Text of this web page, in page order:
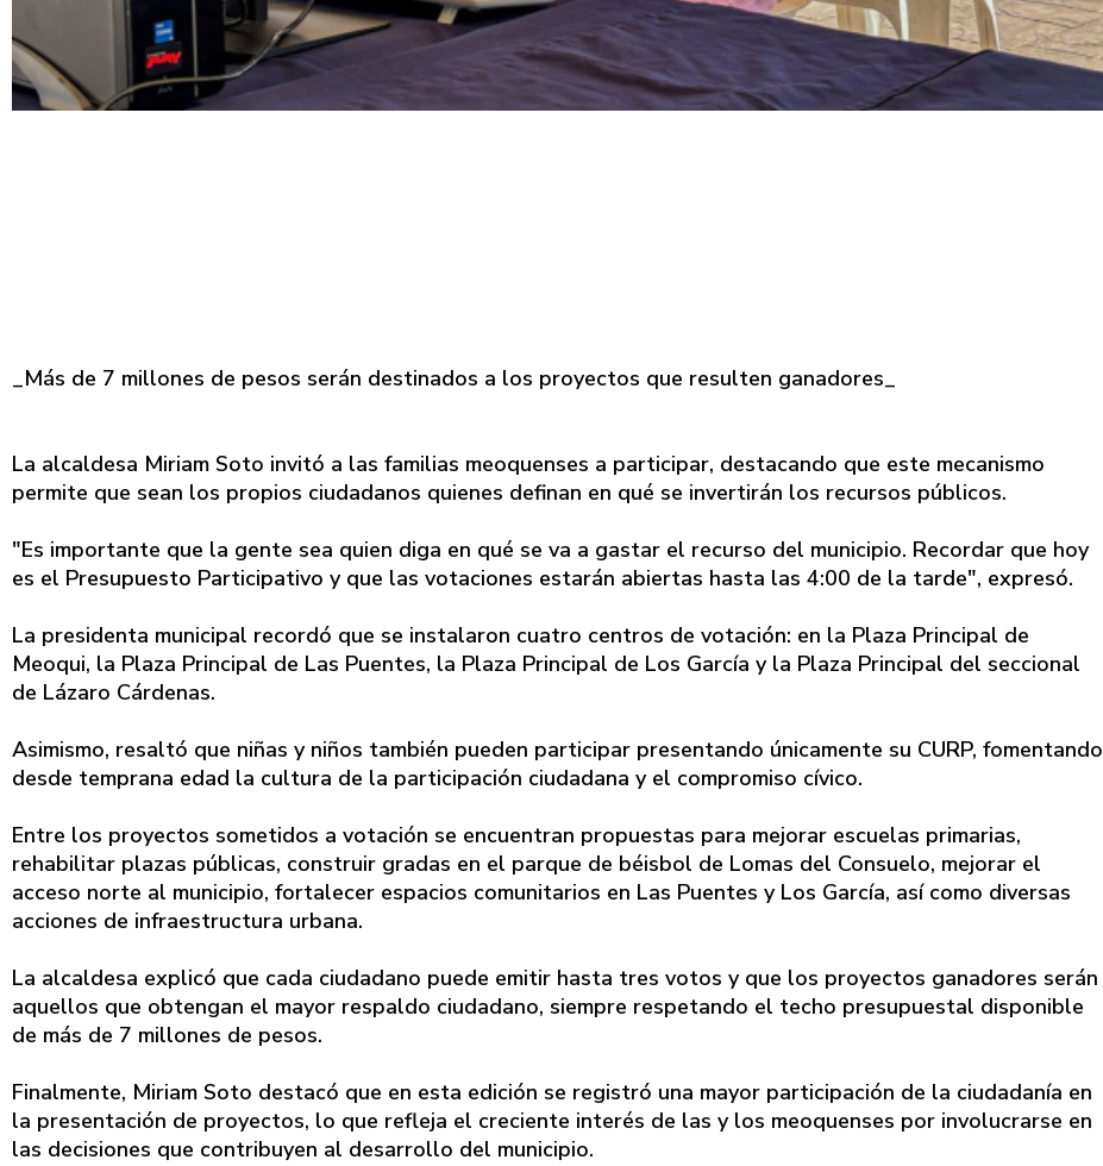
_Más de 7 millones de pesos serán destinados a los proyectos que resulten ganadores_
La alcaldesa Miriam Soto invitó a las familias meoquenses a participar, destacando que este mecanismo
permite que sean los propios ciudadanos quienes definan en qué se invertirán los recursos públicos.
"Es importante que la gente sea quien diga en qué se va a gastar el recurso del municipio. Recordar que hoy
es el Presupuesto Participativo y que las votaciones estarán abiertas hasta las 4:00 de la tarde", expresó.
La presidenta municipal recordó que se instalaron cuatro centros de votación: en la Plaza Principal de
Meoqui, la Plaza Principal de Las Puentes, la Plaza Principal de Los García y la Plaza Principal del seccional
de Lázaro Cárdenas.
Asimismo, resaltó que niñas y niños también pueden participar presentando únicamente su CURP, fomentando
desde temprana edad la cultura de la participación ciudadana y el compromiso cívico.
Entre los proyectos sometidos a votación se encuentran propuestas para mejorar escuelas primarias,
rehabilitar plazas públicas, construir gradas en el parque de béisbol de Lomas del Consuelo, mejorar el
acceso norte al municipio, fortalecer espacios comunitarios en Las Puentes y Los García, así como diversas
acciones de infraestructura urbana.
La alcaldesa explicó que cada ciudadano puede emitir hasta tres votos y que los proyectos ganadores serán
aquellos que obtengan el mayor respaldo ciudadano, siempre respetando el techo presupuestal disponible
de más de 7 millones de pesos.
Finalmente, Miriam Soto destacó que en esta edición se registró una mayor participación de la ciudadanía en
la presentación de proyectos, lo que refleja el creciente interés de las y los meoquenses por involucrarse en
las decisiones que contribuyen al desarrollo del municipio.